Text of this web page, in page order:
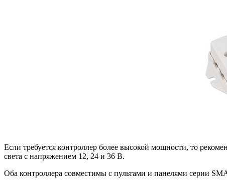
Если требуется контроллер более высокой мощности, то
света с напряжением 12, 24 и 36 В.
Оба контроллера совместимы с пультами и панелями серии